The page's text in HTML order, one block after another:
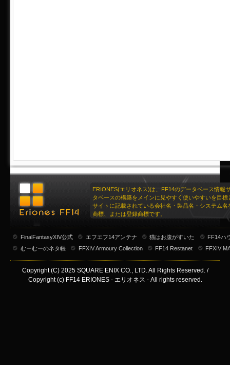
ERIONES(エリオネス)は、FF14のデータベース情報
タベースの構築をメインに見やすく使いやすいを目標
サイトに記載されている会社名・製品名・システム名
商標、または登録商標です。
FinalFantasyXIV公式 エフエフ14アンテナ 猫はお腹がすいた
FF14ハ
むーむーのネタ帳
FFXIV Armoury Collection FF14 Restanet FFXIV
Copyright (C) 2025 SQUARE ENIX CO., LTD. All Rights Reserved. /
Copyright (c) FF14 ERIONES - エリオネス - All rights reserved.